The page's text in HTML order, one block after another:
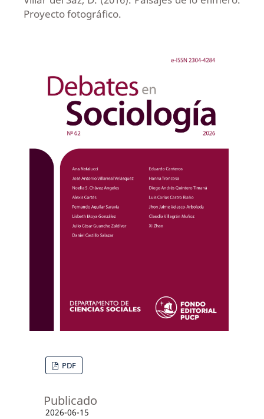
Proyecto fotográfico.
PDF
Publicado
2026-06-15